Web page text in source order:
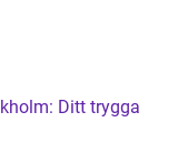
Ditt trygga